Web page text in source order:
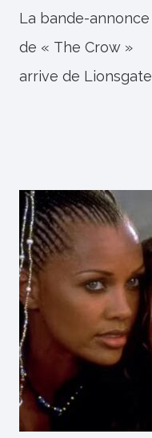
de
l’article
La bande-annonce
de « The Crow »
arrive de Lionsgate